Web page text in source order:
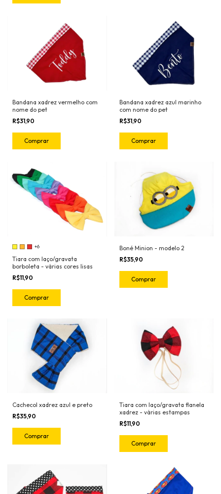
Bandana xadrez vermelho com
nome do pet
R$31,90
Comprar
Bandana xadrez azul marinho
com nome do pet
R$31,90
Comprar
+6
Tiara com laço/gravata
borboleta - várias cores lisas
R$11,90
Comprar
Boné Minion - modelo 2
R$35,90
Comprar
Cachecol xadrez azul e preto
R$35,90
Comprar
Tiara com laço/gravata flanela
xadrez - várias estampas
R$11,90
Comprar